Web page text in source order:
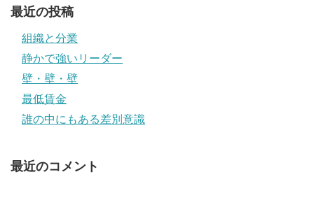
最近の投稿
組織と分業
静かで強いリーダー
壁・壁・壁
最低賃金
誰の中にもある差別意識
最近のコメント